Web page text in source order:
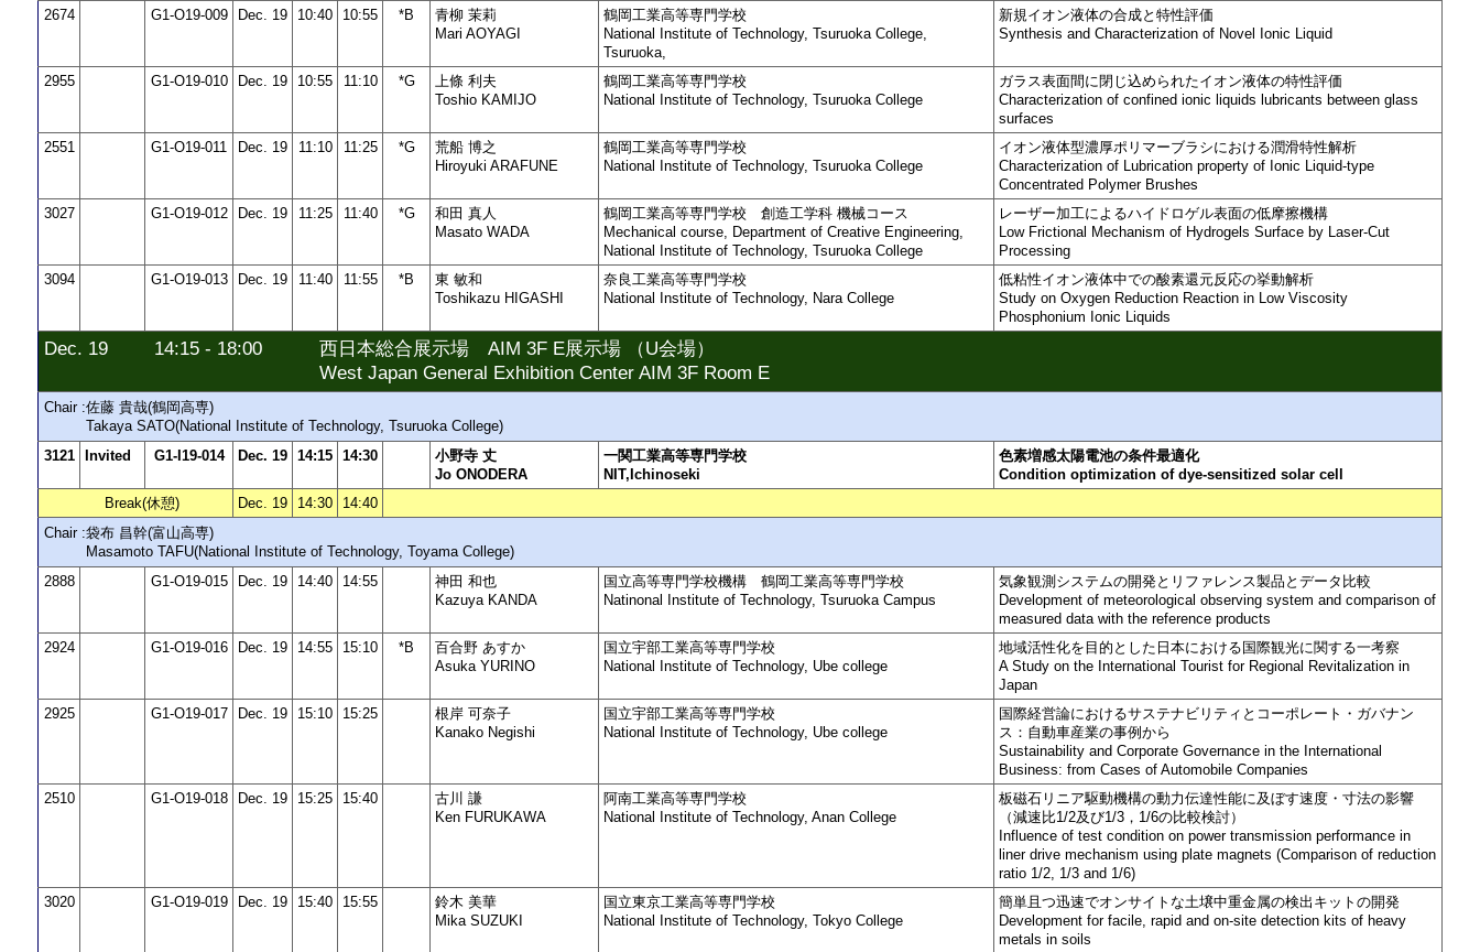
2674
G1-O19-009 Dec. 19 10:40 10:55 *B
青柳 茉莉
Mari AOYAGI
鶴岡工業高等専門学校
National Institute of Technology, Tsuruoka College,
Tsuruoka,
新規イオン液体の合成と特性評価
Synthesis and Characterization of Novel Ionic Liquid
2955 G1-O19-010 Dec. 19 10:55 11:10 *G
上條 利夫
Toshio KAMIJO
鶴岡工業高等専門学校
National Institute of Technology, Tsuruoka College
ガラス表面間に閉じ込められたイオン液体の特性評価
Characterization of confined ionic liquids lubricants between glass
surfaces
2551
G1-O19-011 Dec. 19 11:10 11:25 *G
荒船 博之
Hiroyuki ARAFUNE
鶴岡工業高等専門学校
National Institute of Technology, Tsuruoka College
イオン液体型濃厚ポリマーブラシにおける潤滑特性解析
Characterization of Lubrication property of Ionic Liquid-type
Concentrated Polymer Brushes
3027
G1-O19-012 Dec. 19 11:25 11:40 *G
和田 真人
Masato WADA
鶴岡工業高等専門学校 創造工学科 機械コース
Mechanical course, Department of Creative Engineering,
National Institute of Technology, Tsuruoka College
レーザー加工によるハイドロゲル表面の低摩擦機構
Low Frictional Mechanism of Hydrogels Surface by Laser-Cut
Processing
3094
G1-O19-013 Dec. 19 11:40 11:55 *B
東 敏和
Toshikazu HIGASHI
奈良工業高等専門学校
National Institute of Technology, Nara College
低粘性イオン液体中での酸素還元反応の挙動解析
Study on Oxygen Reduction Reaction in Low Viscosity
Phosphonium Ionic Liquids
Dec. 19 14:15 - 18:00
西日本総合展示場 AIM 3F E展示場 （U会場）
West Japan General Exhibition Center AIM 3F Room E
Chair :佐藤 貴哉(鶴岡高専)
Takaya SATO(National Institute of Technology, Tsuruoka College)
3121
Invited G1-I19-014 Dec. 19 14:15 14:30
小野寺 丈
Jo ONODERA
一関工業高等専門学校
NIT,Ichinoseki
色素増感太陽電池の条件最適化
Condition optimization of dye-sensitized solar cell
Break(休憩)
Dec. 19 14:30
14:40
Chair :袋布 昌幹(富山高専)
Masamoto TAFU(National Institute of Technology, Toyama College)
2888
G1-O19-015 Dec. 19 14:40 14:55
神田 和也
Kazuya KANDA
国立高等専門学校機構 鶴岡工業高等専門学校
Natinonal Institute of Technology, Tsuruoka Campus
気象観測システムの開発とリファレンス製品とデータ比較
Development of meteorological observing system and comparison of
measured data with the reference products
2924
G1-O19-016 Dec. 19 14:55 15:10 *B
百合野 あすか
Asuka YURINO
国立宇部工業高等専門学校
National Institute of Technology, Ube college
地域活性化を目的とした日本における国際観光に関する一考察
A Study on the International Tourist for Regional Revitalization in
Japan
2925
G1-O19-017 Dec. 19 15:10 15:25
根岸 可奈子
Kanako Negishi
国立宇部工業高等専門学校
National Institute of Technology, Ube college
国際経営論におけるサステナビリティとコーポレート・ガバナン
ス：自動車産業の事例から
Sustainability and Corporate Governance in the International
Business: from Cases of Automobile Companies
2510
G1-O19-018 Dec. 19 15:25 15:40
古川 謙
Ken FURUKAWA
阿南工業高等専門学校
National Institute of Technology, Anan College
板磁石リニア駆動機構の動力伝達性能に及ぼす速度・寸法の影響
（減速比1/2及び1/3，1/6の比較検討）
Influence of test condition on power transmission performance in
liner drive mechanism using plate magnets (Comparison of reduction
ratio 1/2, 1/3 and 1/6)
3020
G1-O19-019 Dec. 19 15:40 15:55
鈴木 美華
Mika SUZUKI
国立東京工業高等専門学校
National Institute of Technology, Tokyo College
簡単且つ迅速でオンサイトな土壌中重金属の検出キットの開発
Development for facile, rapid and on-site detection kits of heavy
metals in soils